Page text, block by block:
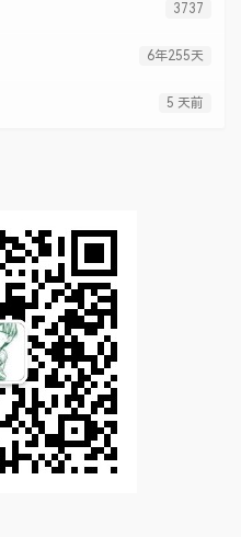
3737
6年255天
5 天前